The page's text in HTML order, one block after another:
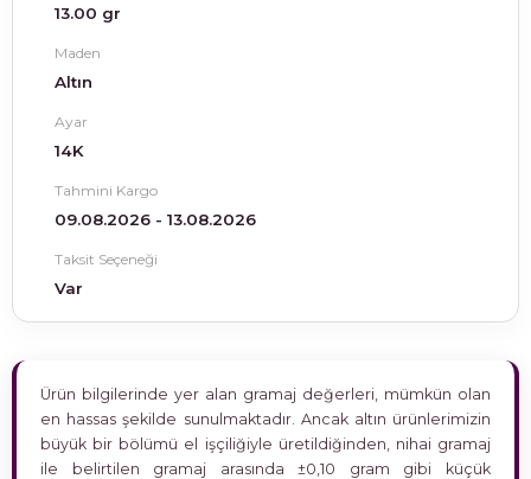
13.00 gr
Maden
Altın
Ayar
14K
Tahmini Kargo
09.08.2026 - 13.08.2026
Taksit Seçeneği
Var
Ürün bilgilerinde yer alan gramaj değerleri, mümkün olan
en hassas şekilde sunulmaktadır. Ancak altın ürünlerimizin
büyük bir bölümü el işçiliğiyle üretildiğinden, nihai gramaj
ile belirtilen gramaj arasında ±0,10 gram gibi küçük